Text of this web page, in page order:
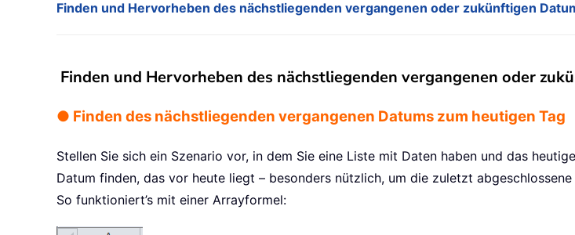
Finden und Hervorheben des nächstliegenden vergangenen oder zukünftigen
Finden und Hervorheben des nächstliegenden vergangenen oder
● Finden des nächstliegenden vergangenen Datums zum heutigen Tag
Stellen Sie sich ein Szenario vor, in dem Sie eine Liste mit Daten haben und das
Datum finden, das vor heute liegt – besonders nützlich, um die zuletzt
So funktioniert’s mit einer Arrayformel: